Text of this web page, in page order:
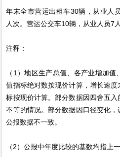
年末全市营运出租车30辆，从业人
人次。营运公交车10辆，从业人员7
注释：
（1）地区生产总值、各产业增加
值指标绝对数按现价计算，增长速
标按现价计算。部分数据因四舍五
不等的情况。部分数据因口径变化
公报数据不一致。
（2）公报中年度比较的基数均指上